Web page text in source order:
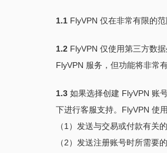
1.1FlyVPN 仅在非常有限的范
1.2FlyVPN 仅使用第三方数
FlyVPN 服务，但功能将非常
1.3如果选择创建 FlyVPN 账
下进行客服支持。FlyVPN 使
（1）发送与交易或付款有关
（2）发送注册账号时所需要